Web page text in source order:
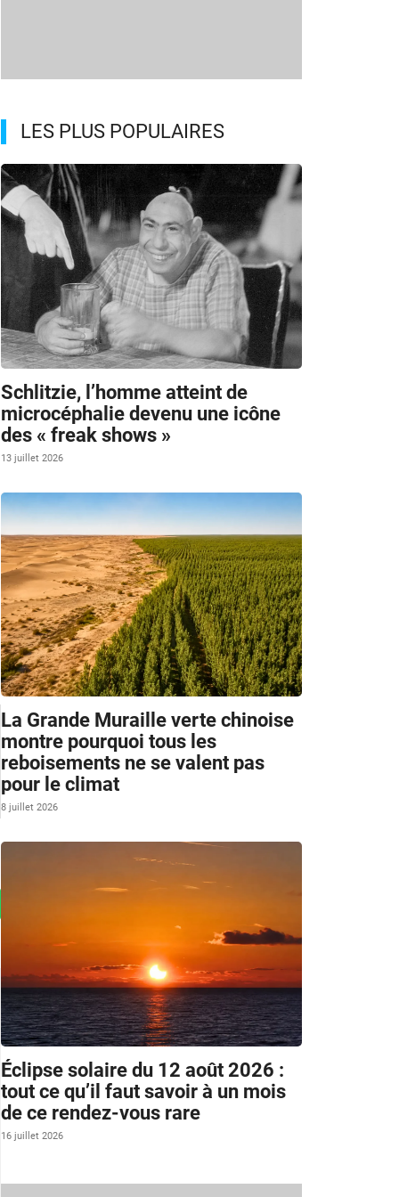
LES PLUS POPULAIRES
Schlitzie, l’homme atteint de
microcéphalie devenu une icône
des « freak shows »
13 juillet 2026
La Grande Muraille verte chinoise
montre pourquoi tous les
reboisements ne se valent pas
pour le climat
8 juillet 2026
Éclipse solaire du 12 août 2026 :
tout ce qu’il faut savoir à un mois
de ce rendez-vous rare
16 juillet 2026